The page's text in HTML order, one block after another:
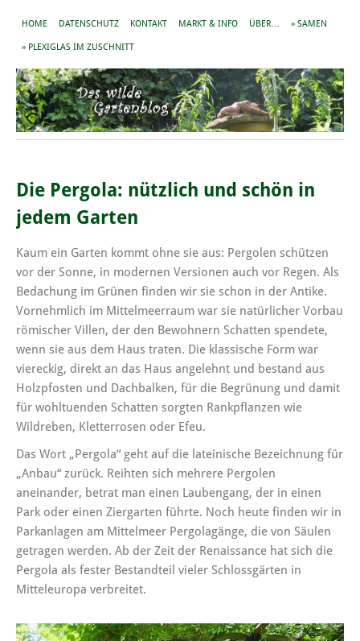
HOME DATENSCHUTZ KONTAKT MARKT & INFO ÜBER… » SAMEN
» PLEXIGLAS IM ZUSCHNITT
Die Pergola: nützlich und schön in
jedem Garten
Kaum ein Garten kommt ohne sie aus: Pergolen schützen
vor der Sonne, in modernen Versionen auch vor Regen. Als
Bedachung im Grünen finden wir sie schon in der Antike.
Vornehmlich im Mittelmeerraum war sie natürlicher Vorbau
römischer Villen, der den Bewohnern Schatten spendete,
wenn sie aus dem Haus traten. Die klassische Form war
viereckig, direkt an das Haus angelehnt und bestand aus
Holzpfosten und Dachbalken, für die Begrünung und damit
für wohltuenden Schatten sorgten Rankpflanzen wie
Wildreben, Kletterrosen oder Efeu.
Das Wort „Pergola“ geht auf die lateinische Bezeichnung für
„Anbau“ zurück. Reihten sich mehrere Pergolen
aneinander, betrat man einen Laubengang, der in einen
Park oder einen Ziergarten führte. Noch heute finden wir in
Parkanlagen am Mittelmeer Pergolagänge, die von Säulen
getragen werden. Ab der Zeit der Renaissance hat sich die
Pergola als fester Bestandteil vieler Schlossgärten in
Mitteleuropa verbreitet.